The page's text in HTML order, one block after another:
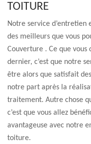
TOITURE
Notre service
des meilleurs que vous
Couverture . Ce que
dernier, c’est que notre
être alors que satisfait
notre part après la
traitement. Autre chose
c’est que vous allez
avantageuse avec notre
toiture.